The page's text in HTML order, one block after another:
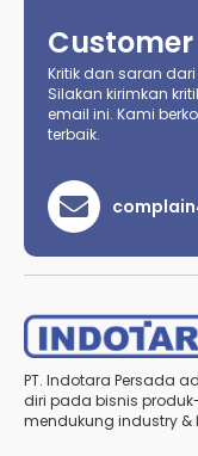
Kritik dan saran
Silakan kirimkan
email ini. Kami
terbaik.
PT. Indotara Persada
diri pada bisnis
mendukung industry &